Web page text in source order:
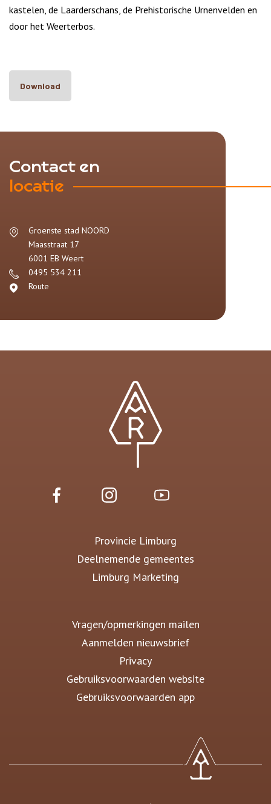
kastelen, de Laarderschans, de Prehistorische Urnenvelden en
door het Weerterbos.
Download
Contact en
locatie
Groenste stad NOORD
Maasstraat 17
6001 EB Weert
0495 534 211
Route
Provincie Limburg
Deelnemende gemeentes
Limburg Marketing
Vragen/opmerkingen mailen
Aanmelden nieuwsbrief
Privacy
Gebruiksvoorwaarden website
Gebruiksvoorwaarden app